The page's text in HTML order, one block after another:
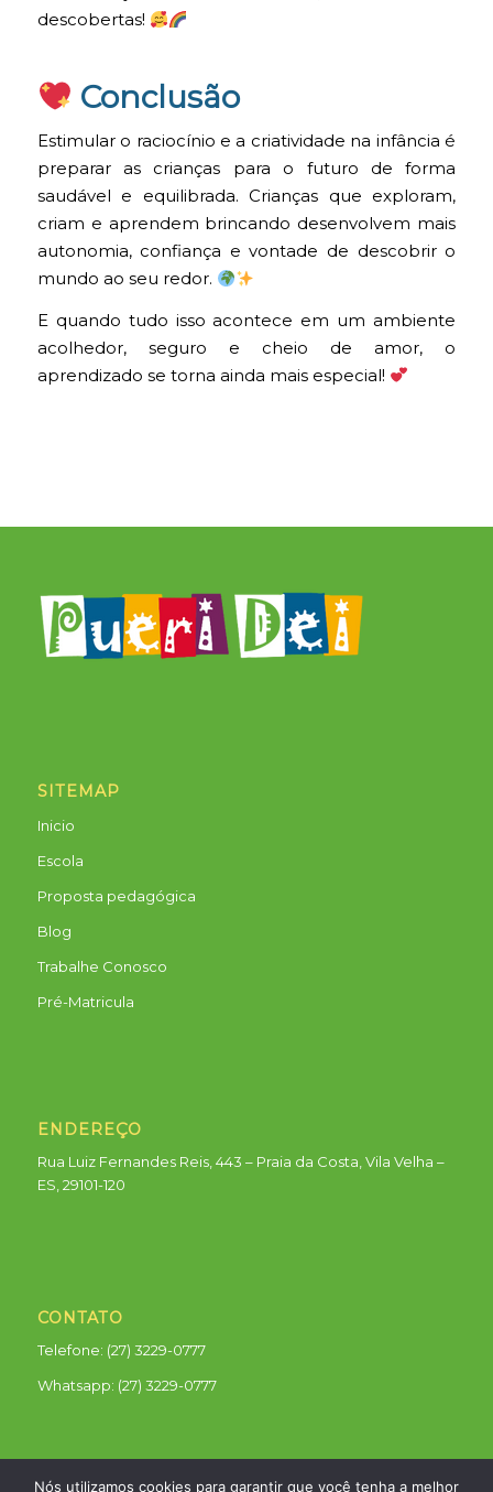
descobertas!
Conclusão
Estimular o raciocínio e a criatividade na infância é
preparar as crianças para o futuro de forma
saudável e equilibrada. Crianças que exploram,
criam e aprendem brincando desenvolvem mais
autonomia, confiança e vontade de descobrir o
mundo ao seu redor.
E quando tudo isso acontece em um ambiente
acolhedor, seguro e cheio de amor, o
aprendizado se torna ainda mais especial!
SITEMAP
Inicio
Escola
Proposta pedagógica
Blog
Trabalhe Conosco
Pré-Matricula
ENDEREÇO
Rua Luiz Fernandes Reis, 443 – Praia da Costa, Vila Velha –
ES, 29101-120
CONTATO
Telefone: (27) 3229-0777
Whatsapp: (27) 3229-0777
Nós utilizamos cookies para garantir que você tenha a melhor